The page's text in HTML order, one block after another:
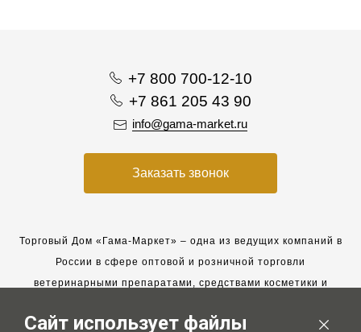
+7 800 700-12-10
+7 861 205 43 90
info@gama-market.ru
Заказать звонок
Торговый Дом «Гама-Маркет» – одна из ведущих компаний в
России в сфере оптовой и розничной торговли
ветеринарными препаратами, средствами косметики и
Мы работаем с 2005 года. Мы приглашаем к сотрудничеству
Сайт использует файлы